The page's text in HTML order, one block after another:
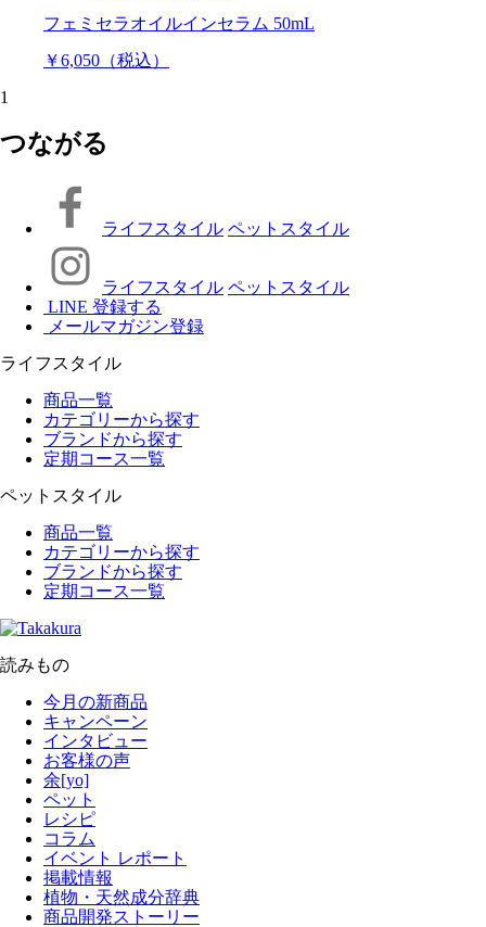
フェミセラオイルインセラム 50mL
￥6,050（税込）
1
つながる
ライフスタイル ペットスタイル
ライフスタイル ペットスタイル
LINE 登録する
メールマガジン登録
ライフスタイル
商品一覧
カテゴリーから探す
ブランドから探す
定期コース一覧
ペットスタイル
商品一覧
カテゴリーから探す
ブランドから探す
定期コース一覧
読みもの
今月の新商品
キャンペーン
インタビュー
お客様の声
余[yo]
ペット
レシピ
コラム
イベント レポート
掲載情報
植物・天然成分辞典
商品開発ストーリー